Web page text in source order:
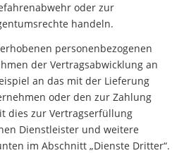
oder zur
handeln.
personenbezogenen
der Vertragsabwicklung an
an das mit der Lieferung
oder den zur Zahlung
dies zur Vertragserfüllung
Dienstleister und weitere
im Abschnitt „Dienste Dritter“.